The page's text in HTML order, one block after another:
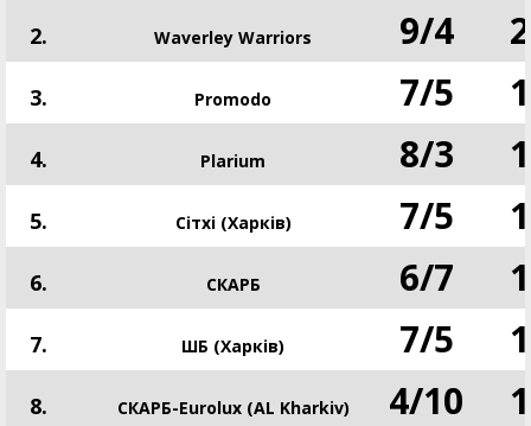
2. Waverley Warriors 9/4
3. Promodo 7/5
4. Plarium 8/3
5. Сітхі (Харків) 7/5
6. СКАРБ 6/7
7. ШБ (Харків) 7/5
8. СКАРБ-Eurolux (AL Kharkiv) 4/10